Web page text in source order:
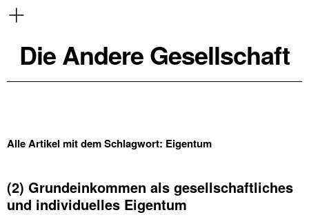
Die Andere Gesellschaft
Alle Artikel mit dem Schlagwort: Eigentum
(2) Grundeinkommen als gesellschaftliches
und individuelles Eigentum